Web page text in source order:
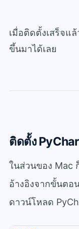
เมื่อติดตั้งเสร็จแ
ขึ้นมาได้เลย
ติดตั้ง
ในส่วนของ Mac
อ้างอิงจากขั้นตอ
ดาวน์โหลด